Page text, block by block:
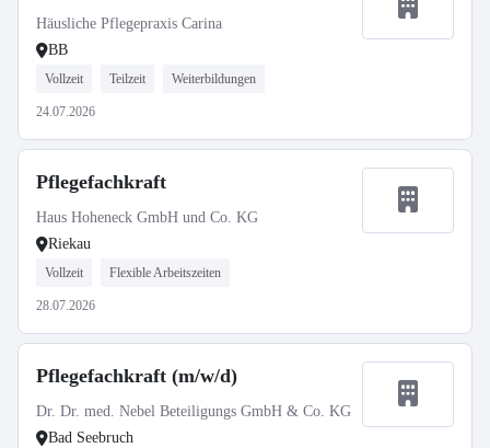
Häusliche Pflegepraxis Carina
BB
Vollzeit Teilzeit Weiterbildungen
24.07.2026
Pflegefachkraft
Haus Hoheneck GmbH und Co. KG
Riekau
Vollzeit Flexible Arbeitszeiten
28.07.2026
Pflegefachkraft (m/w/d)
Dr. Dr. med. Nebel Beteiligungs GmbH & Co. KG
Bad Seebruch